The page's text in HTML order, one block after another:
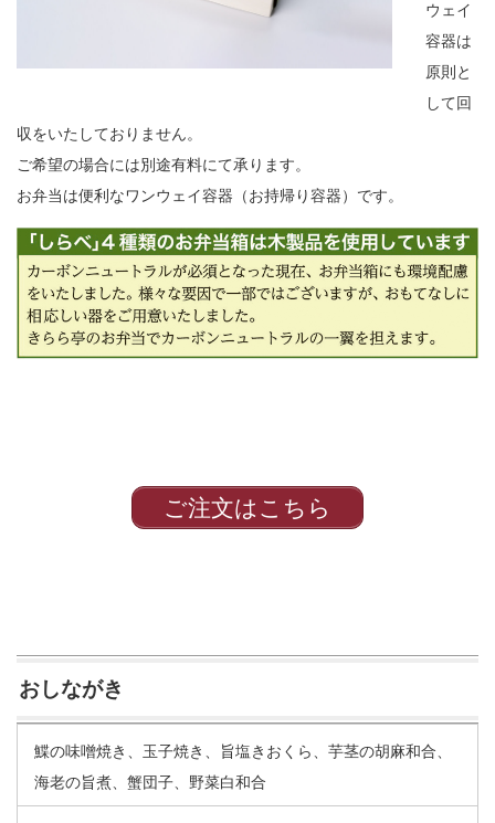
ウェイ
容器は
原則と
して回
収をいたしておりません。
ご希望の場合には別途有料にて承ります。
お弁当は便利なワンウェイ容器（お持帰り容器）です。
ご注文はこちら
おしながき
鰈の味噌焼き、玉子焼き、旨塩きおくら、芋茎の胡麻和合、
海老の旨煮、蟹団子、野菜白和合